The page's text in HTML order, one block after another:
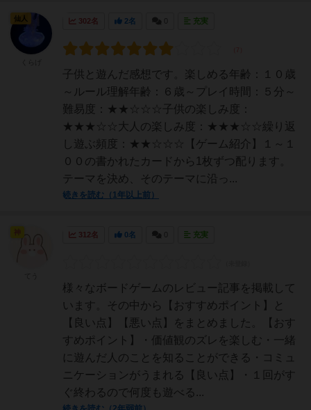
302名 2名 充実
子供と遊んだ感想です。楽しめる年齢：１０歳
～ルール理解年齢：６歳～プレイ時間：５分～
難易度：★★☆☆☆子供の楽しみ度：
★★★☆☆大人の楽しみ度：★★★☆☆繰り返
し遊ぶ頻度：★★☆☆☆【ゲーム紹介】１～１
００の書かれたカードから1枚ずつ配ります。
テーマを決め、そのテーマに沿っ...
続きを読む（1年以上前）
仙人
312名 0名 充実
様々なボードゲームのレビュー記事を掲載して
います。その中から【おすすめポイント】と
【良い点】【悪い点】をまとめました。【おす
すめポイント】・価値観のズレを楽しむ・一緒
に遊んだ人のことを知ることができる・コミュ
ニケーションがうまれる【良い点】・１回がす
ぐ終わるので何度も遊べる...